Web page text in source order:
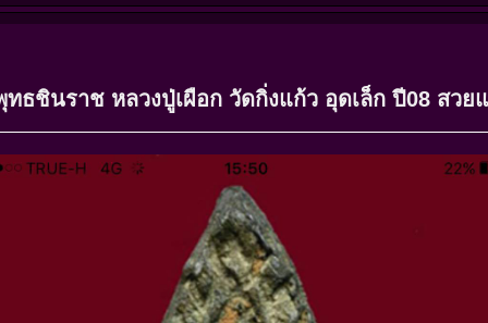
ทธชินราช หลวงปู่เผือก วัดกิ่งแก้ว อุดเล็ก ปี08 สวย